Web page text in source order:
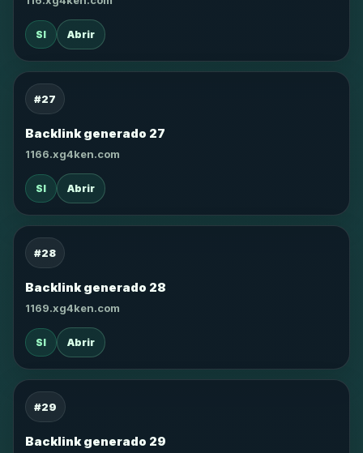
SI Abrir
#27
Backlink generado 27
1166.xg4ken.com
SI Abrir
#28
Backlink generado 28
1169.xg4ken.com
SI Abrir
#29
Backlink generado 29